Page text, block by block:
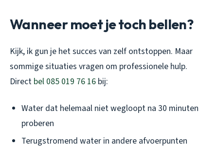
Wanneer moet je toch bellen?
Kijk, ik gun je het succes van zelf ontstoppen. Maar
sommige situaties vragen om professionele hulp.
Direct bel 085 019 76 16 bij:
Water dat helemaal niet wegloopt na 30 minuten
proberen
Terugstromend water in andere afvoerpunten